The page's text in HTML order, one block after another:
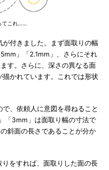
てこれ……
付きました。まず面取りの幅
」「2.1mm」、さらにそれ
す。さらに、深さの異なる面
かれています。これでは形状
、依頼人に意図を尋ねること
「3mm」は面取り幅の寸法で
斜面の長さであることが分か
をすれば、面取りした面の長